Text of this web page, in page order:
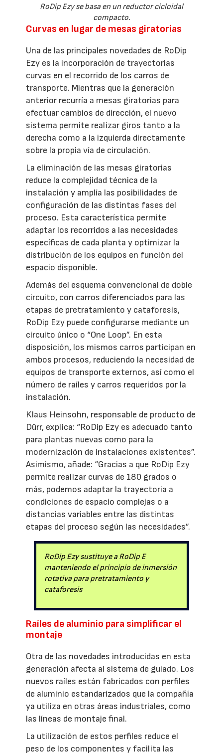
RoDip Ezy se basa en un reductor cicloidal
compacto.
Curvas en lugar de mesas giratorias
Una de las principales novedades de RoDip
Ezy es la incorporación de trayectorias
curvas en el recorrido de los carros de
transporte. Mientras que la generación
anterior recurría a mesas giratorias para
efectuar cambios de dirección, el nuevo
sistema permite realizar giros tanto a la
derecha como a la izquierda directamente
sobre la propia vía de circulación.
La eliminación de las mesas giratorias
reduce la complejidad técnica de la
instalación y amplía las posibilidades de
configuración de las distintas fases del
proceso. Esta característica permite
adaptar los recorridos a las necesidades
específicas de cada planta y optimizar la
distribución de los equipos en función del
espacio disponible.
Además del esquema convencional de doble
circuito, con carros diferenciados para las
etapas de pretratamiento y cataforesis,
RoDip Ezy puede configurarse mediante un
circuito único o “One Loop”. En esta
disposición, los mismos carros participan en
ambos procesos, reduciendo la necesidad de
equipos de transporte externos, así como el
número de raíles y carros requeridos por la
instalación.
Klaus Heinsohn, responsable de producto de
Dürr, explica: “RoDip Ezy es adecuado tanto
para plantas nuevas como para la
modernización de instalaciones existentes”.
Asimismo, añade: “Gracias a que RoDip Ezy
permite realizar curvas de 180 grados o
más, podemos adaptar la trayectoria a
condiciones de espacio complejas o a
distancias variables entre las distintas
etapas del proceso según las necesidades”.
RoDip Ezy sustituye a RoDip E
manteniendo el principio de inmersión
rotativa para pretratamiento y
cataforesis
Raíles de aluminio para simplificar el
montaje
Otra de las novedades introducidas en esta
generación afecta al sistema de guiado. Los
nuevos raíles están fabricados con perfiles
de aluminio estandarizados que la compañía
ya utiliza en otras áreas industriales, como
las líneas de montaje final.
La utilización de estos perfiles reduce el
peso de los componentes y facilita las